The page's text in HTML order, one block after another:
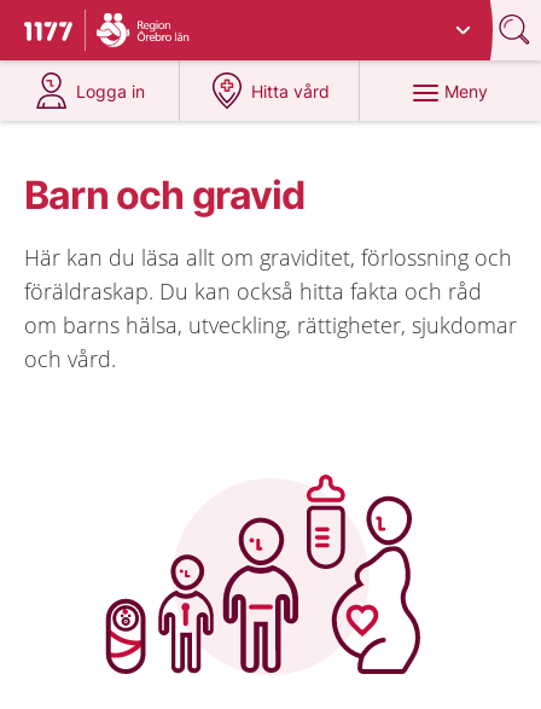
Till startsidan för 1177
Du har valt region
Logga in
på 1177.se
Hitta vård
på 1177.se
Meny
Barn och gravid
Här kan du läsa allt om graviditet, förlossning och
föräldraskap. Du kan också hitta fakta och råd
om barns hälsa, utveckling, rättigheter, sjukdomar
och vård.